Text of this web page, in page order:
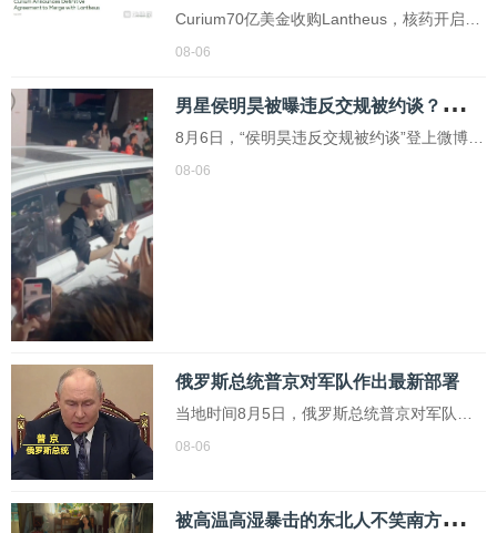
Curium70亿美金收购Lantheus，核药开启全
链条竞争。
08-06
男
星侯明昊被曝违反交规被约谈？乘车期间将身体探出车辆与粉丝打招呼，当地交警回应
8月6日，“侯明昊违反交规被约谈”登上微博热
搜。有网友反映，艺人侯明昊在浙江永康拍
08-06
俄罗斯总统普京对军队作出最新部署
当地时间8月5日，俄罗斯总统普京对军队作
出最新部署，其中包括成立新的无人系统部
08-06
被
高温高湿暴击的东北人不笑南方人了 北方也用上除湿袋